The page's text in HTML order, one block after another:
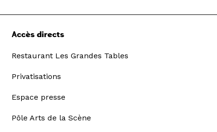
Accès directs
Restaurant Les Grandes Tables
Privatisations
Espace presse
Pôle Arts de la Scène